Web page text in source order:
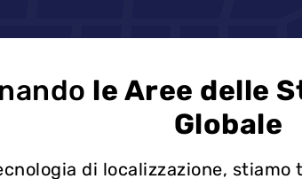
le Aree delle
Globale
di localizzazione,